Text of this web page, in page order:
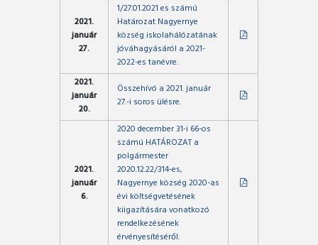
2021.
január
27.
1/27.01.2021 es számú
Határozat Nagyernye
község iskolahálózatának
jóváhagyásáról a 2021-
2022-es tanévre.
2021.
január
20.
Összehívó a 2021. január
27.-i soros ülésre.
2021.
január
6.
2020 december 31-i 66-os
számú HATÁROZAT a
polgármester
2020.12.22/314-es,
Nagyernye község 2020-as
évi költségvetésének
kiigazítására vonatkozó
rendelkezésének
érvényesítéséről.